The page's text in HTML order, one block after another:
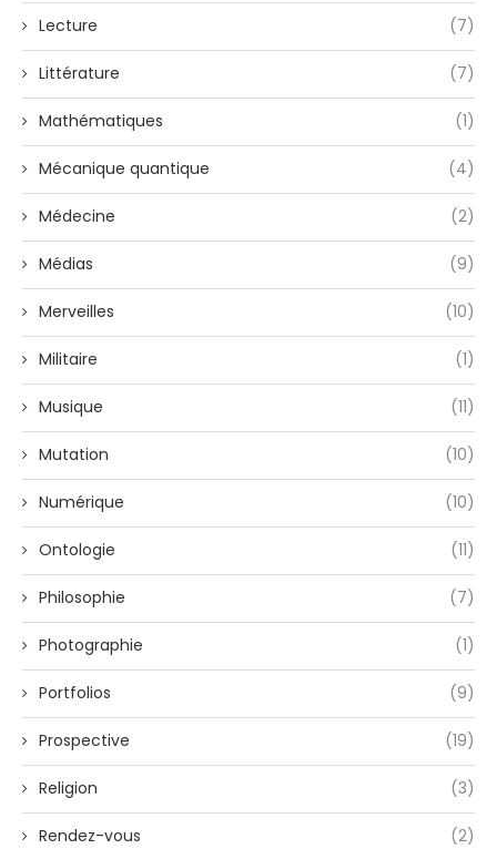
Lecture (7)
Littérature (7)
Mathématiques (1)
Mécanique quantique (4)
Médecine (2)
Médias (9)
Merveilles (10)
Militaire (1)
Musique (11)
Mutation (10)
Numérique (10)
Ontologie (11)
Philosophie (7)
Photographie (1)
Portfolios (9)
Prospective (19)
Religion (3)
Rendez-vous (2)